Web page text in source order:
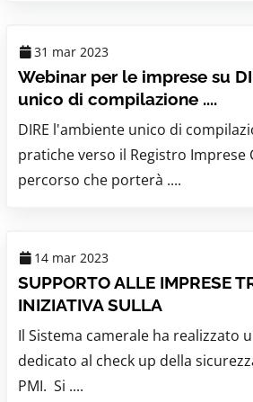
31 mar 2023
Webinar per le imprese su
unico di compilazione ....
DIRE l'ambiente unico di
pratiche verso il Registro Imprese
percorso che porterà ....
14 mar 2023
SUPPORTO ALLE IMPRESE
INIZIATIVA SULLA
Il Sistema camerale ha realizzato
dedicato al check up della
PMI. Si ....